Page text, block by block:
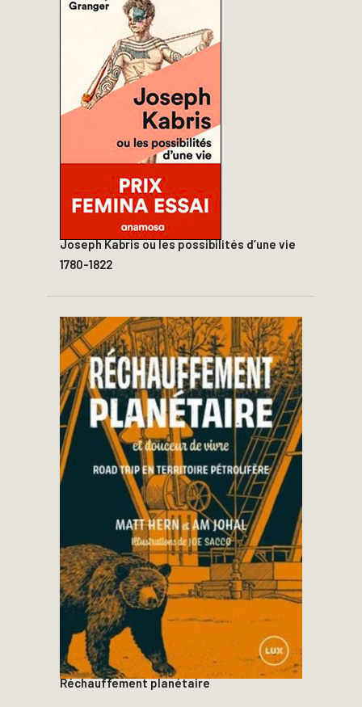
Joseph Kabris ou les possibilités d’une vie
1780-1822
Réchauffement planétaire